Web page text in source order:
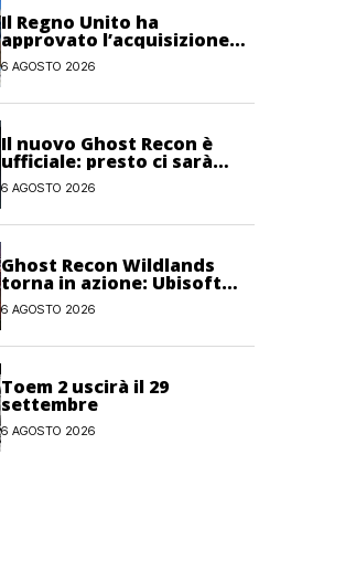
Il Regno Unito ha
approvato l’acquisizione
Paramount-Warner Bros
Discovery
6 AGOSTO 2026
Il nuovo Ghost Recon è
ufficiale: presto ci sarà
anche una fase di test
6 AGOSTO 2026
Ghost Recon Wildlands
torna in azione: Ubisoft
lancia il maxi
aggiornamento gratuito
6 AGOSTO 2026
Toem 2 uscirà il 29
settembre
6 AGOSTO 2026